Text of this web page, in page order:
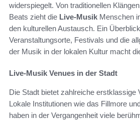
widerspiegelt. Von traditionellen
Beats zieht die Live-Musik Menschen
den kulturellen Austausch. Ein
Veranstaltungsorte, Festivals und die
der Musik in der lokalen Kultur macht
Live-Musik Venues in der Stadt
Die Stadt bietet zahlreiche erstklassige
Lokale Institutionen wie das Fillmore
haben in der Vergangenheit viele